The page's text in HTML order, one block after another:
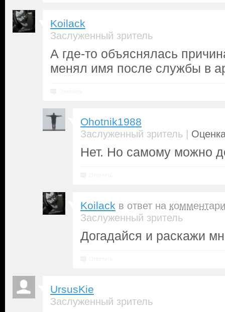
Koilack
Заслуженный зритель
А где-то объяснялась
менял имя после службы в
Ohotnik1988
Заслуженный зритель |
Нет. Но самому можно
Koilack в ответ на
Заслуженный зритель
Догадайся и раскажи
UrsusKie
Заслуженный зритель